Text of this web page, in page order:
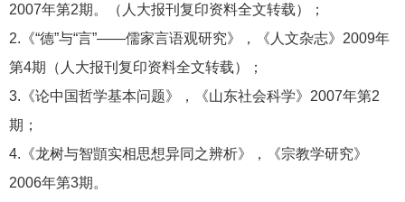
2007年第2期。（人大报刊复印资料全文转载）；
2. 《“德”与“言”——儒家言语观研究》，《人文杂志》 2009年
第4期（人大报刊复印资料全文转载）；
3. 《论中国哲学基本问题》，《山东社会科学》 2007年第2
期；
4. 《龙树与智顗实相思想异同之辨析》，《宗教学研究》
2006年第3期。